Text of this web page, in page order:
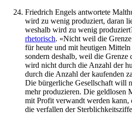
Friedrich Engels antwortete
wird zu wenig produziert, daran
weshalb wird zu wenig
rhetorisch. «Nicht weil die
für heute und mit heutigen
sondern deshalb, weil die Grenze
wird nicht durch die Anzahl der
durch die Anzahl der kaufenden
Die bürgerliche Gesellschaft will
mehr produzieren. Die geldlosen
mit Profit verwandt werden kann,
die verfallen der